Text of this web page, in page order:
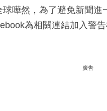
球嘩然，為了避免新聞
為相關連結加入警
廣告